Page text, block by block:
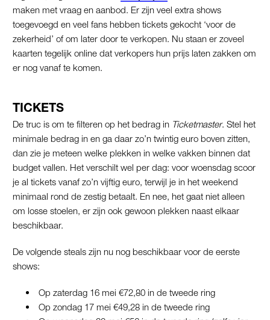
maken met vraag en aanbod. Er zijn veel extra shows
toegevoegd en veel fans hebben tickets gekocht ‘voor de
zekerheid’ of om later door te verkopen. Nu staan er zoveel
kaarten tegelijk online dat verkopers hun prijs laten zakken om
er nog vanaf te komen.
TICKETS
De truc is om te filteren op het bedrag in Ticketmaster. Stel het
minimale bedrag in en ga daar zo’n twintig euro boven zitten,
dan zie je meteen welke plekken in welke vakken binnen dat
budget vallen. Het verschilt wel per dag: voor woensdag scoor
je al tickets vanaf zo’n vijftig euro, terwijl je in het weekend
minimaal rond de zestig betaalt. En nee, het gaat niet alleen
om losse stoelen, er zijn ook gewoon plekken naast elkaar
beschikbaar.
De volgende steals zijn nu nog beschikbaar voor de eerste
shows:
Op zaterdag 16 mei €72,80 in de tweede ring
Op zondag 17 mei €49,28 in de tweede ring